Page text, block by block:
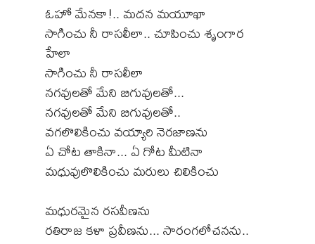
ఓహో మేనకా!.. మదన మయూఖా
సాగించు నీ రాసలీలా.. చూపించు శృంగార
హేలా
సాగించు నీ రాసలీలా
నగవులతో మేని బిగువులతో...
నగవులతో మేని బిగువులతో..
వగలొలికించు వయ్యారి నెరజాణను
ఏ చోట తాకినా... ఏ గోట మీటినా
మధువులొలికించు మరులు చిలికించు
మధురమైన రసవీణను
రతిరాజ కళా ప్రవీణను... సారంగలోచనను..